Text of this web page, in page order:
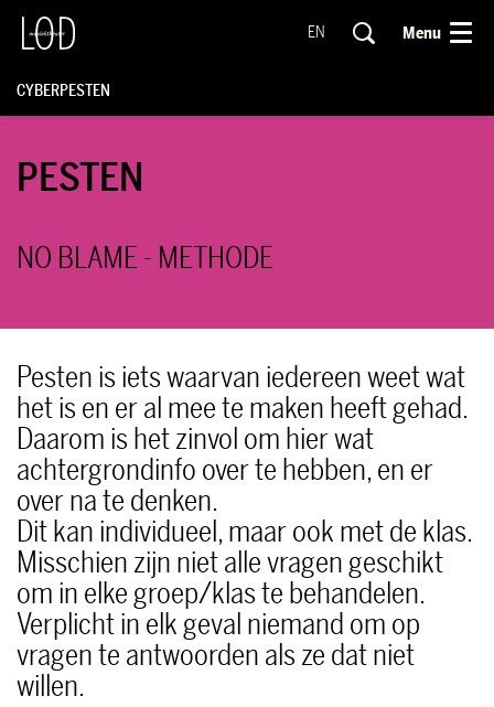
EN Menu
CYBERPESTEN
PESTEN
NO BLAME - METHODE
Pesten is iets waarvan iedereen weet wat
het is en er al mee te maken heeft gehad.
Daarom is het zinvol om hier wat
achtergrondinfo over te hebben, en er
over na te denken.
Dit kan individueel, maar ook met de klas.
Misschien zijn niet alle vragen geschikt
om in elke groep/klas te behandelen.
Verplicht in elk geval niemand om op
vragen te antwoorden als ze dat niet
willen.